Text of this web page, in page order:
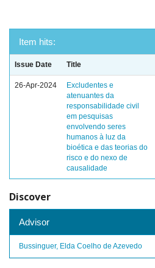
Item hits:
Issue Date Title
26-Apr-2024
Excludentes e
atenuantes da
responsabilidade civil
em pesquisas
envolvendo seres
humanos à luz da
bioética e das teorias do
risco e do nexo de
causalidade
Discover
Advisor
Bussinguer, Elda Coelho de Azevedo